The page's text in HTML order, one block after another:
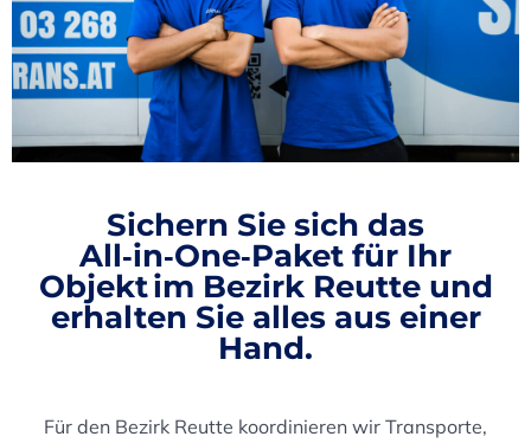
Sichern Sie sich das
All‑in‑One‑Paket für Ihr
Objekt im Bezirk Reutte und
erhalten Sie alles aus einer
Hand.
Für den Bezirk Reutte koordinieren wir Transporte,